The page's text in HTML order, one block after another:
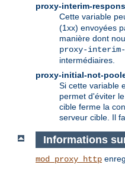
proxy-interim-
Cette variable
(1xx) envoyées
manière dont
proxy-interim-
intermédiaires.
proxy-initial-not-
Si cette variable
permet d'éviter
cible ferme la
serveur cible. Il
Informations
mod_proxy_http